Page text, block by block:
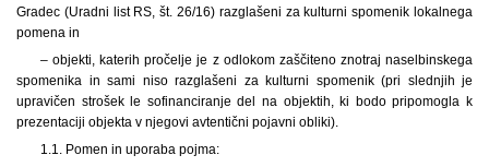
Gradec (Uradni list RS, št. 26/16) razglašeni za kulturni spomenik lokalnega
pomena in
– objekti, katerih pročelje je z odlokom zaščiteno znotraj naselbinskega
spomenika in sami niso razglašeni za kulturni spomenik (pri slednjih je
upravičen strošek le sofinanciranje del na objektih, ki bodo pripomogla k
prezentaciji objekta v njegovi avtentični pojavni obliki).
1.1. Pomen in uporaba pojma: